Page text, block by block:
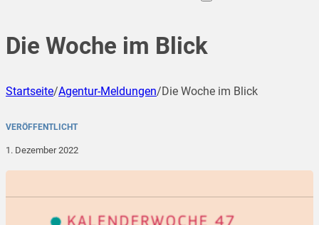
Die Woche im Blick
Startseite/Agentur-Meldungen/Die Woche im Blick
VERÖFFENTLICHT
1. Dezember 2022